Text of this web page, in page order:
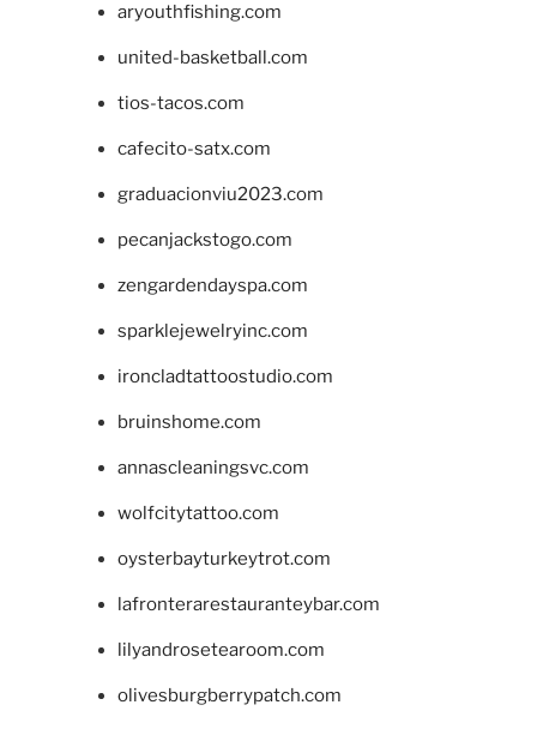
aryouthfishing.com
united-basketball.com
tios-tacos.com
cafecito-satx.com
graduacionviu2023.com
pecanjackstogo.com
zengardendayspa.com
sparklejewelryinc.com
ironcladtattoostudio.com
bruinshome.com
annascleaningsvc.com
wolfcitytattoo.com
oysterbayturkeytrot.com
lafronterarestauranteybar.com
lilyandrosetearoom.com
olivesburgberrypatch.com